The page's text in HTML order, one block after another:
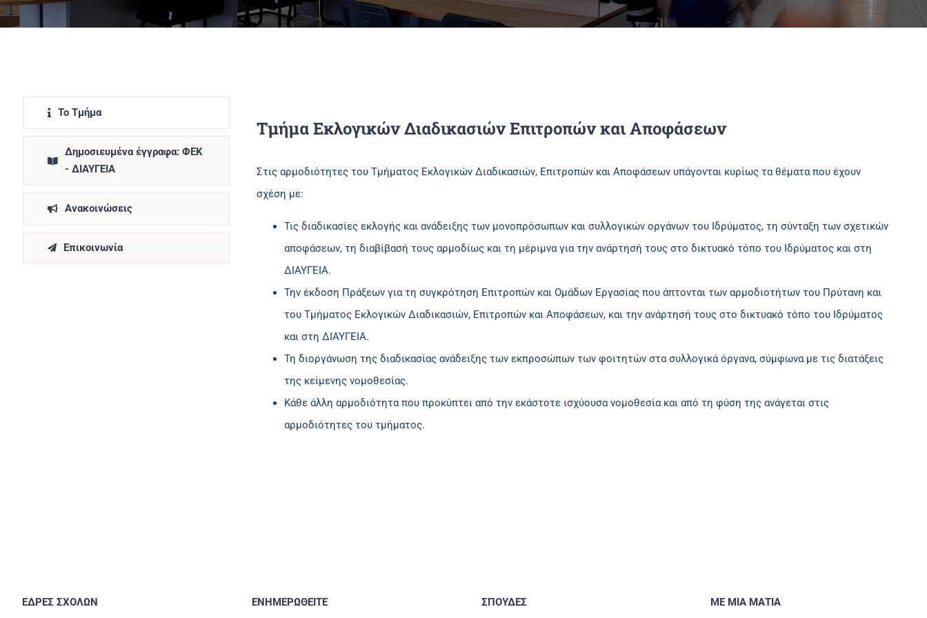
Το Τμήμα
Δημοσιευμένα έγγραφα: ΦΕΚ
- ΔΙΑΥΓΕΙΑ
Ανακοινώσεις
Επικοινωνία
Τμήμα Εκλογικών Διαδικασιών Επιτροπών και Αποφάσεων
Στις αρμοδιότητες του Τμήματος Εκλογικών Διαδικασιών, Επιτροπών και Αποφάσεων υπάγονται κυρίως τα θέματα που έχουν
σχέση με:
Τις διαδικασίες εκλογής και ανάδειξης των μονοπρόσωπων και συλλογικών οργάνων του Ιδρύματος, τη σύνταξη των σχετικών
αποφάσεων, τη διαβίβασή τους αρμοδίως και τη μέριμνα για την ανάρτησή τους στο δικτυακό τόπο του Ιδρύματος και στη
ΔΙΑΥΓΕΙΑ.
Την έκδοση Πράξεων για τη συγκρότηση Επιτροπών και Ομάδων Εργασίας που άπτονται των αρμοδιοτήτων του Πρύτανη και
του Τμήματος Εκλογικών Διαδικασιών, Επιτροπών και Αποφάσεων, και την ανάρτησή τους στο δικτυακό τόπο του Ιδρύματος
και στη ΔΙΑΥΓΕΙΑ.
Τη διοργάνωση της διαδικασίας ανάδειξης των εκπροσώπων των φοιτητών στα συλλογικά όργανα, σύμφωνα με τις διατάξεις
της κείμενης νομοθεσίας.
Κάθε άλλη αρμοδιότητα που προκύπτει από την εκάστοτε ισχύουσα νομοθεσία και από τη φύση της ανάγεται στις
αρμοδιότητες του τμήματος.
ΕΔΡΕΣ ΣΧΟΛΩΝ ΕΝΗΜΕΡΩΘΕΙΤΕ ΣΠΟΥΔΕΣ ΜΕ ΜΙΑ ΜΑΤΙΑ